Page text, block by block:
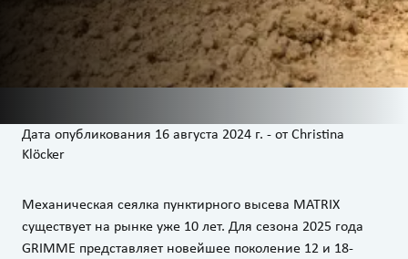
Дата опубликования 16 августа 2024 г. -отChristina
Klöcker
Механическая сеялка пунктирного высева MATRIX
существует на рынке уже 10 лет. Для сезона 2025 года
GRIMME представляет новейшее поколение 12 и 18-